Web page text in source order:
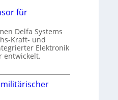
für
Delfa Systems
Kraft- und
Elektronik
entwickelt.